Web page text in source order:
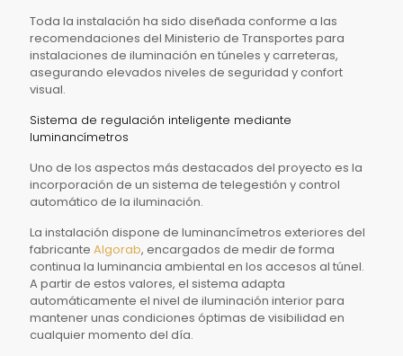
Toda la instalación ha sido diseñada conforme a las
recomendaciones del Ministerio de Transportes para
instalaciones de iluminación en túneles y carreteras,
asegurando elevados niveles de seguridad y confort
visual.
Sistema de regulación inteligente mediante
luminancímetros
Uno de los aspectos más destacados del proyecto es la
incorporación de un sistema de telegestión y control
automático de la iluminación.
La instalación dispone de luminancímetros exteriores del
fabricante Algorab, encargados de medir de forma
continua la luminancia ambiental en los accesos al túnel.
A partir de estos valores, el sistema adapta
automáticamente el nivel de iluminación interior para
mantener unas condiciones óptimas de visibilidad en
cualquier momento del día.